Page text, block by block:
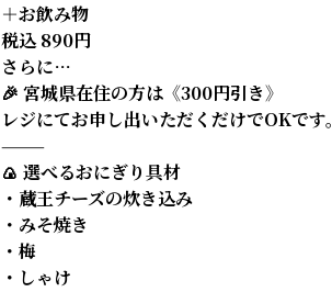
＋お飲み物
税込 890円
さらに…
🎉 宮城県在住の方は《300円引き》
レジにてお申し出いただくだけでOKです。
⸻
🍙 選べるおにぎり具材
・蔵王チーズの炊き込み
・みそ焼き
・梅
・しゃけ